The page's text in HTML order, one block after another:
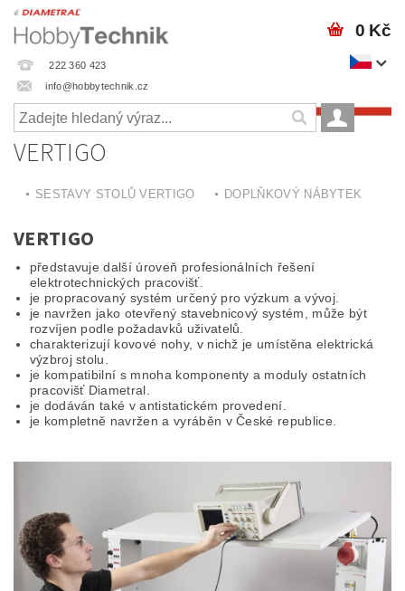
222 360 423
info@hobbytechnik.cz
0 Kč
VERTIGO
SESTAVY STOLŮ VERTIGO DOPLŇKOVÝ NÁBYTEK
VERTIGO
představuje další úroveň profesionálních řešení
elektrotechnických pracovišť.
je propracovaný systém určený pro výzkum a vývoj.
je navržen jako otevřený stavebnicový systém, může být
rozvíjen podle požadavků uživatelů.
charakterizují kovové nohy, v nichž je umístěna elektrická
výzbroj stolu.
je kompatibilní s mnoha komponenty a moduly ostatních
pracovišť Diametral.
je dodáván také v antistatickém provedení.
je kompletně navržen a vyráběn v České republice.